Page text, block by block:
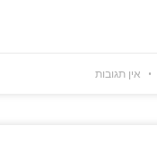
אין תגובות